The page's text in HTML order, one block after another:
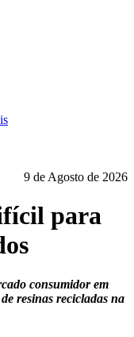
9 de Agosto de 2026
para
consumidor em
resinas recicladas na